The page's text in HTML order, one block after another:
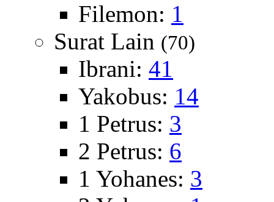
Filemon: 1
Surat Lain (70)
Ibrani: 41
Yakobus: 14
1 Petrus: 3
2 Petrus: 6
1 Yohanes: 3